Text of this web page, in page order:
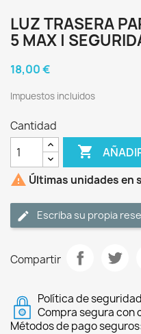
LUZ TRASERA
5 MAX |
18,00 €
Impuestos incluidos
Cantidad

 Últimas unidades en
Escriba su propia
Compartir
Política de seguridad
Compra segura con
Métodos de pago